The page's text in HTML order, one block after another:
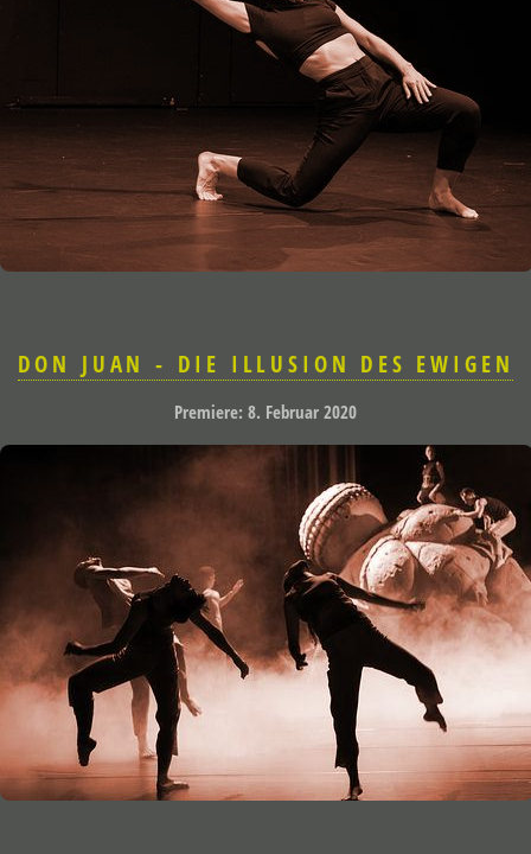
DON JUAN - DIE ILLUSION DES EWIGEN
Premiere: 8. Februar 2020